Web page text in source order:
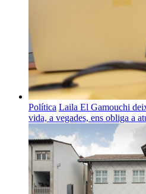
Política Laila El Gamouchi
vida, a vegades, ens obliga a